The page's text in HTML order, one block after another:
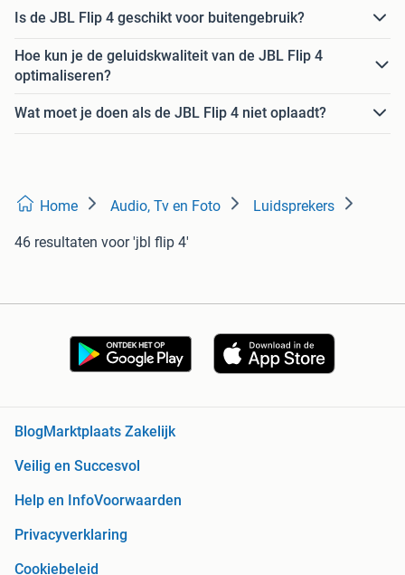
Is de JBL Flip 4 geschikt voor buitengebruik?
Hoe kun je de geluidskwaliteit van de JBL Flip 4
optimaliseren?
Wat moet je doen als de JBL Flip 4 niet oplaadt?
Home Audio, Tv en Foto Luidsprekers
46 resultaten voor 'jbl flip 4'
BlogMarktplaats Zakelijk
Veilig en Succesvol
Help en InfoVoorwaarden
Privacyverklaring
Cookiebeleid